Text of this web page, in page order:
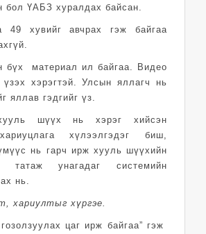
бол ҮАБЗ хуралдах байсан.
49 хувийг авчрах гэж байгаа
бүх материал ил байгаа. Видео
үзэх хэрэгтэй. Улсын яллагч нь
яллав гэдгийг үз.
шүүх нь хэрэг хийсэн
хүлээлгэдэг биш,
нь гарч ирж хууль шүүхийн
татаж унагадаг системийн
нь.
хариултыг хүргэе.
цаг ирж байгаа” гэж